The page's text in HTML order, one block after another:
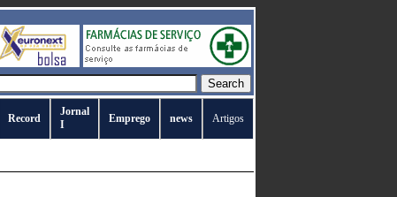
Record
Jornal
I
Emprego news Artigos